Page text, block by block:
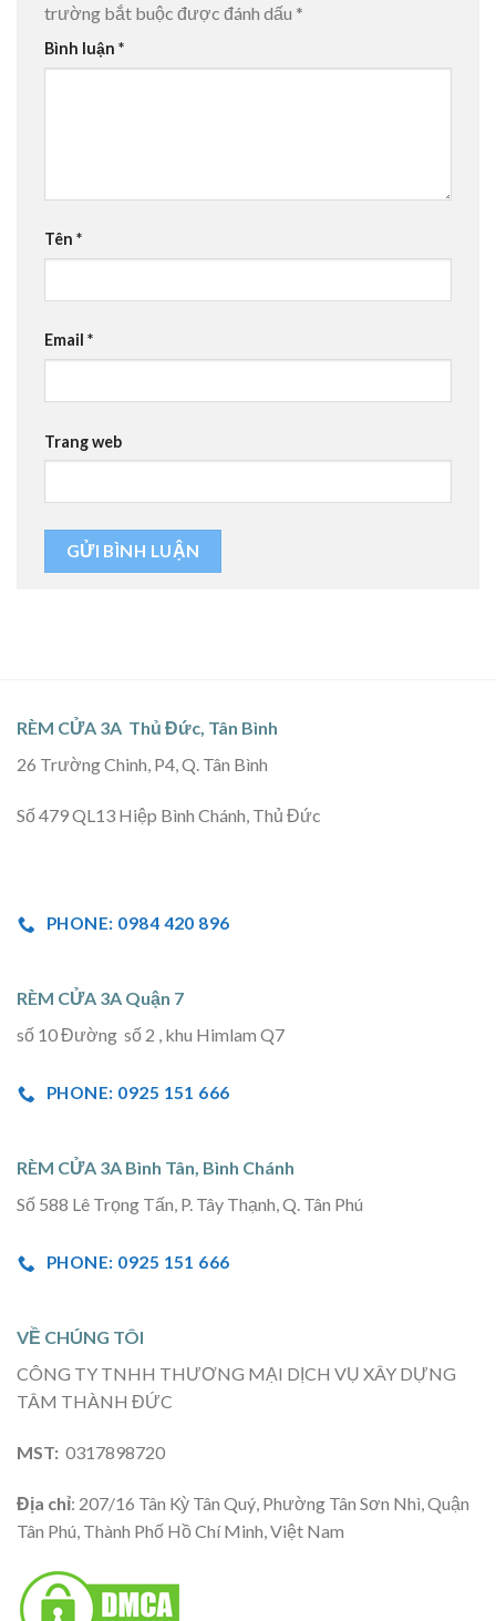
trường bắt buộc được đánh dấu *
Bình luận *
Tên *
Email *
Trang web
RÈM CỬA 3A Thủ Đức, Tân Bình
26 Trường Chinh, P4, Q. Tân Bình
Số 479 QL13 Hiệp Bình Chánh, Thủ Đức
PHONE: 0984 420 896
RÈM CỬA 3A Quận 7
số 10 Đường số 2 , khu Himlam Q7
PHONE: 0925 151 666
RÈM CỬA 3A Bình Tân, Bình Chánh
Số 588 Lê Trọng Tấn, P. Tây Thạnh, Q. Tân Phú
PHONE: 0925 151 666
VỀ CHÚNG TÔI
CÔNG TY TNHH THƯƠNG MẠI DỊCH VỤ XÂY DỰNG
TÂM THÀNH ĐỨC
MST: 0317898720
Địa chỉ: 207/16 Tân Kỳ Tân Quý, Phường Tân Sơn Nhì, Quận
Tân Phú, Thành Phố Hồ Chí Minh, Việt Nam